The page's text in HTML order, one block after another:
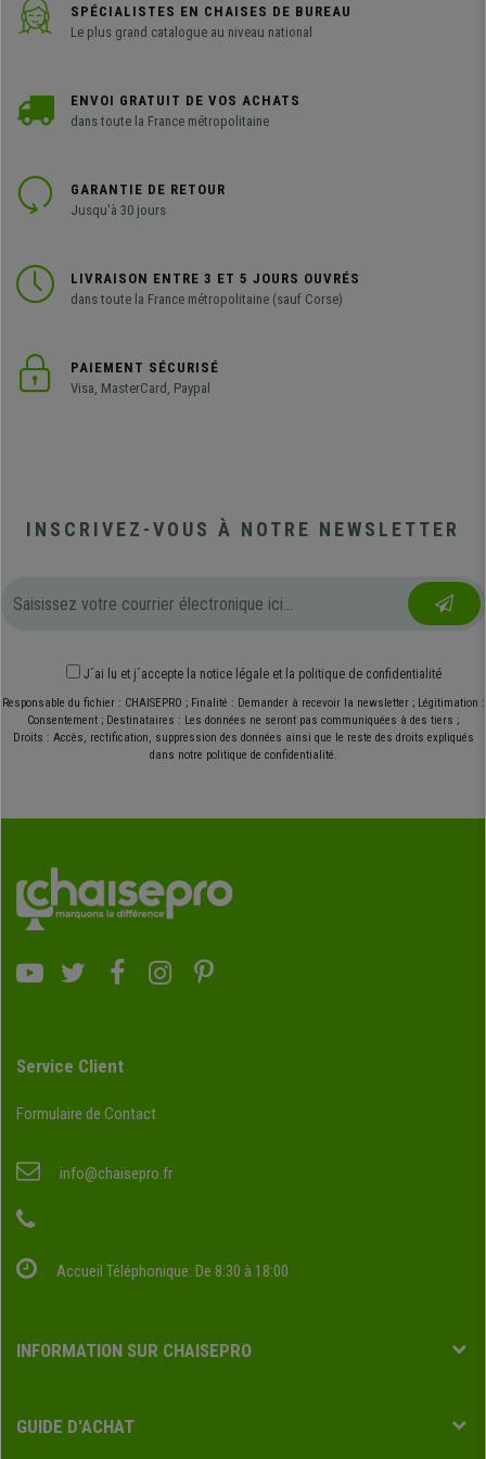
SPÉCIALISTES EN CHAISES DE BUREAU
Le plus grand catalogue au niveau national
ENVOI GRATUIT DE VOS ACHATS
dans toute la France métropolitaine
GARANTIE DE RETOUR
Jusqu'à 30 jours
LIVRAISON ENTRE 3 ET 5 JOURS OUVRÉS
dans toute la France métropolitaine (sauf Corse)
PAIEMENT SÉCURISÉ
Visa, MasterCard, Paypal
INSCRIVEZ-VOUS À NOTRE NEWSLETTER
J´ai lu et j´accepte la notice légale et la politique de confidentialité
Responsable du fichier : CHAISEPRO ; Finalité : Demander à recevoir la newsletter ; Légitimation :
Consentement ; Destinataires : Les données ne seront pas communiquées à des tiers ;
Droits : Accès, rectification, suppression des données ainsi que le reste des droits expliqués
dans notre politique de confidentialité.
Service Client
Formulaire de Contact
info@chaisepro.fr
Accueil Téléphonique: De 8:30 à 18:00
INFORMATION SUR CHAISEPRO
GUIDE D'ACHAT